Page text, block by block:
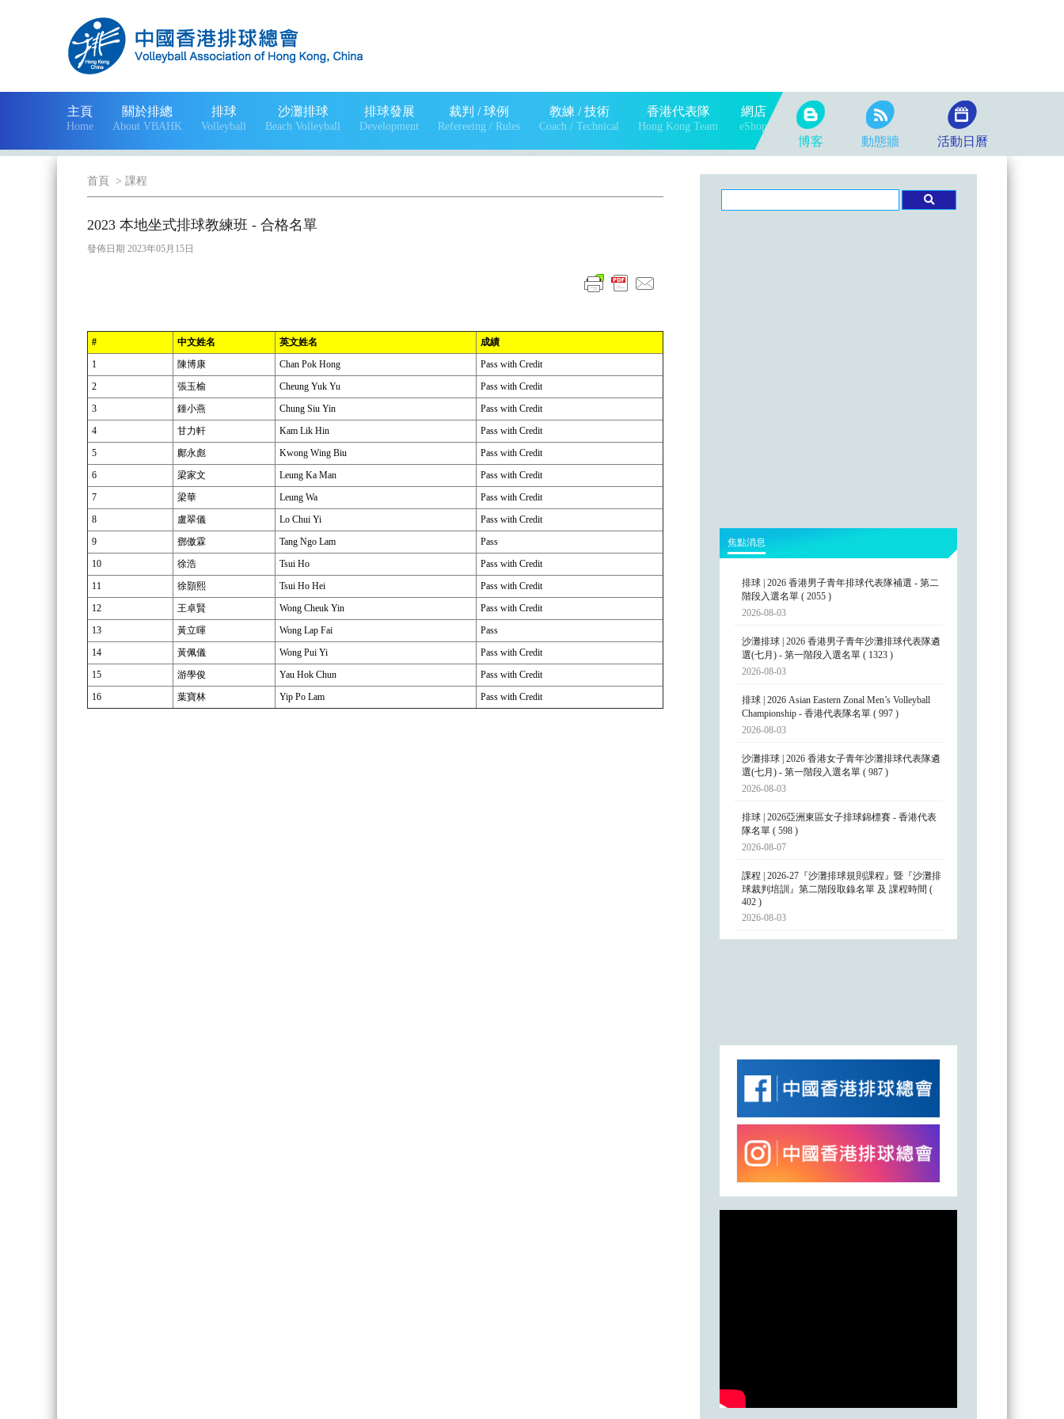
主頁
Home
關於排總
About VBAHK
排球
Volleyball
沙灘排球
Beach Volleyball
排球發展
Development
裁判 / 球例
Refereeing / Rules
教練 / 技術
Coach / Technical
香港代表隊
Hong Kong Team
網店
eShop
博客 動態牆 活動日曆
首頁 > 課程
2023 本地坐式排球教練班 - 合格名單
發佈日期 2023年05月15日
# 中文姓名 英文姓名
成績
1
陳博康 Chan Pok Hong
Pass with Credit
2
張玉榆 Cheung Yuk Yu
Pass with Credit
3
鍾小燕 Chung Siu Yin
Pass with Credit
4
甘力軒 Kam Lik Hin
Pass with Credit
5
鄺永彪 Kwong Wing Biu
Pass with Credit
6
梁家文 Leung Ka Man
Pass with Credit
7
梁華 Leung Wa
Pass with Credit
8
盧翠儀 Lo Chui Yi
Pass with Credit
9
鄧傲霖 Tang Ngo Lam
Pass
10
徐浩 Tsui Ho
Pass with Credit
11
徐顥熙 Tsui Ho Hei
Pass with Credit
12
王卓賢 Wong Cheuk Yin
Pass with Credit
13
黃立暉 Wong Lap Fai
Pass
14
黃佩儀 Wong Pui Yi
Pass with Credit
15
游學俊 Yau Hok Chun
Pass with Credit
16
葉寶林 Yip Po Lam Pass with Credit
焦點消息
排球 | 2026 香港男子青年排球代表隊補選 - 第二
階段入選名單 ( 2055 )
2026-08-03
沙灘排球 | 2026 香港男子青年沙灘排球代表隊遴
選(七月) - 第一階段入選名單 ( 1323 )
2026-08-03
排球 | 2026 Asian Eastern Zonal Men’s Volleyball
Championship - 香港代表隊名單 ( 997 )
2026-08-03
沙灘排球 | 2026 香港女子青年沙灘排球代表隊遴
選(七月) - 第一階段入選名單 ( 987 )
2026-08-03
排球 | 2026亞洲東區女子排球錦標賽 - 香港代表
隊名單 ( 598 )
2026-08-07
課程 | 2026-27『沙灘排球規則課程』暨『沙灘排
球裁判培訓』第二階段取錄名單 及 課程時間 (
402 )
2026-08-03